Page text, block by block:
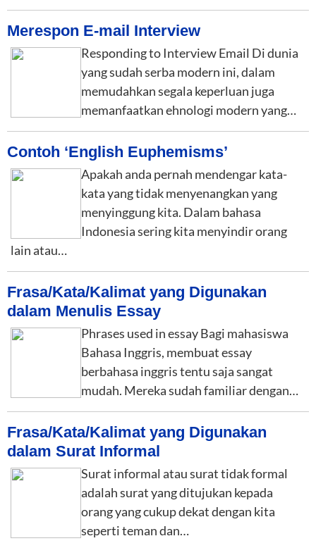
Merespon E-mail Interview
Responding to Interview Email Di dunia
yang sudah serba modern ini, dalam
memudahkan segala keperluan juga
memanfaatkan ehnologi modern yang…
Contoh ‘English Euphemisms’
Apakah anda pernah mendengar kata-
kata yang tidak menyenangkan yang
menyinggung kita. Dalam bahasa
Indonesia sering kita menyindir orang
lain atau…
Frasa/Kata/Kalimat yang Digunakan
dalam Menulis Essay
Phrases used in essay Bagi mahasiswa
Bahasa Inggris, membuat essay
berbahasa inggris tentu saja sangat
mudah. Mereka sudah familiar dengan…
Frasa/Kata/Kalimat yang Digunakan
dalam Surat Informal
Surat informal atau surat tidak formal
adalah surat yang ditujukan kepada
orang yang cukup dekat dengan kita
seperti teman dan…